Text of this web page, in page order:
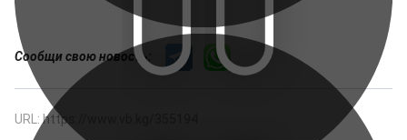
Сообщи свою новость:
URL: https://www.vb.kg/355194